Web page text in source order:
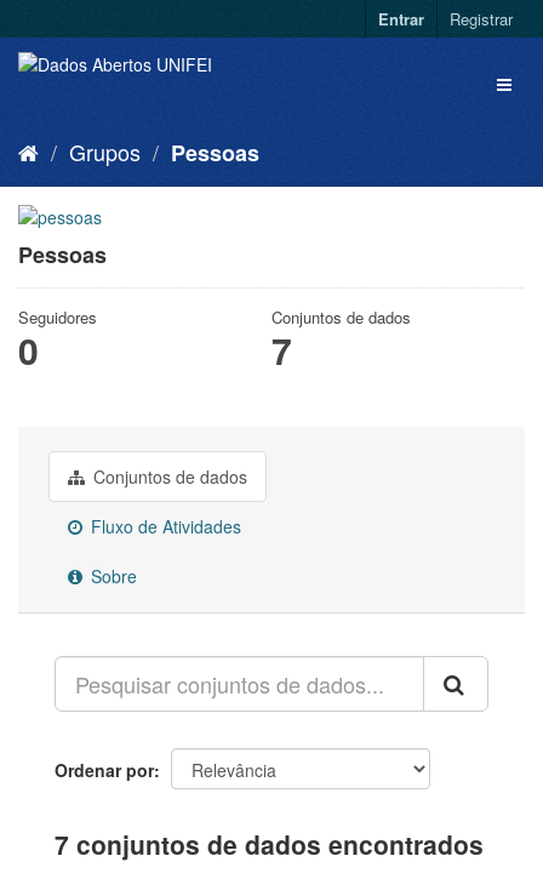
Entrar Registrar
Grupos Pessoas
Pessoas
Seguidores
0
Conjuntos de dados
7
Conjuntos de dados
Fluxo de Atividades
Sobre
Ordenar por
7 conjuntos de dados encontrados